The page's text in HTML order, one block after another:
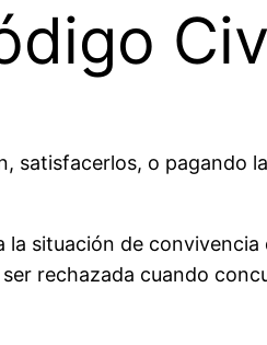
satisfacerlos, o pagando
situación de
rechazada cuando